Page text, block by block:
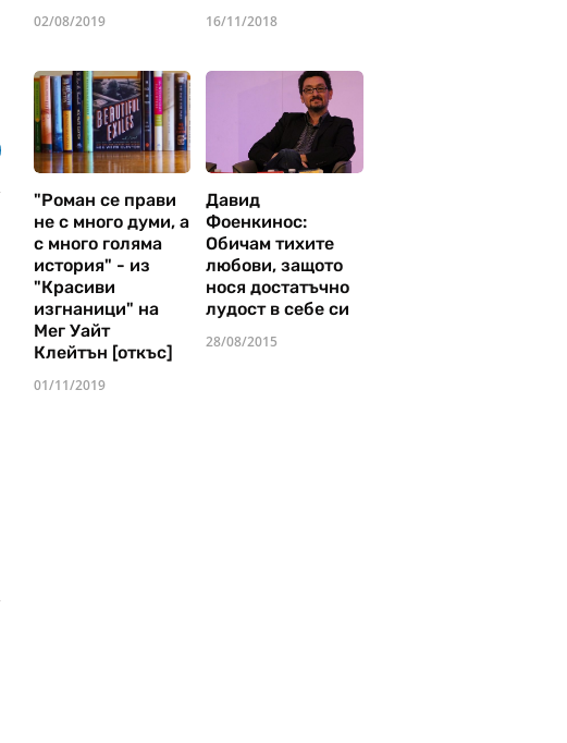
02/08/2019 16/11/2018
"Роман се прави
не с много думи, а
с много голяма
история" - из
"Красиви
изгнаници" на
Мег Уайт
Клейтън [откъс]
01/11/2019
Давид
Фоенкинос:
Обичам тихите
любови, защото
нося достатъчно
лудост в себе си
28/08/2015